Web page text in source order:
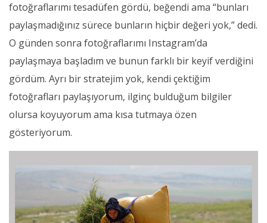
fotoğraflarımı tesadüfen gördü, beğendi ama “bunları
paylaşmadığınız sürece bunların hiçbir değeri yok,” dedi.
O günden sonra fotoğraflarımı Instagram’da
paylaşmaya başladım ve bunun farklı bir keyif verdiğini
gördüm. Ayrı bir stratejim yok, kendi çektiğim
fotoğrafları paylaşıyorum, ilginç bulduğum bilgiler
olursa koyuyorum ama kısa tutmaya özen
gösteriyorum.